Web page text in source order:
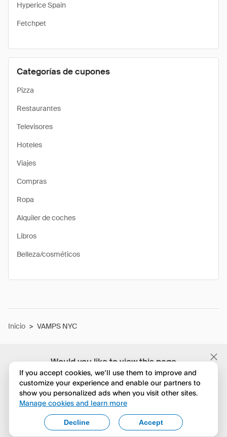
Would you like to view this page
in English?
No, seguir navegando
Yes, change to English
Hyperice Spain
Fetchpet
Categorías de cupones
Pizza
Restaurantes
Televisores
Hoteles
Viajes
Compras
Ropa
Alquiler de coches
Libros
Belleza/cosméticos
Inicio > VAMPS NYC
If you accept cookies, we’ll use them to improve and
customize your experience and enable our partners to
show you personalized ads when you visit other sites.
Manage cookies and learn more
Accept
Decline